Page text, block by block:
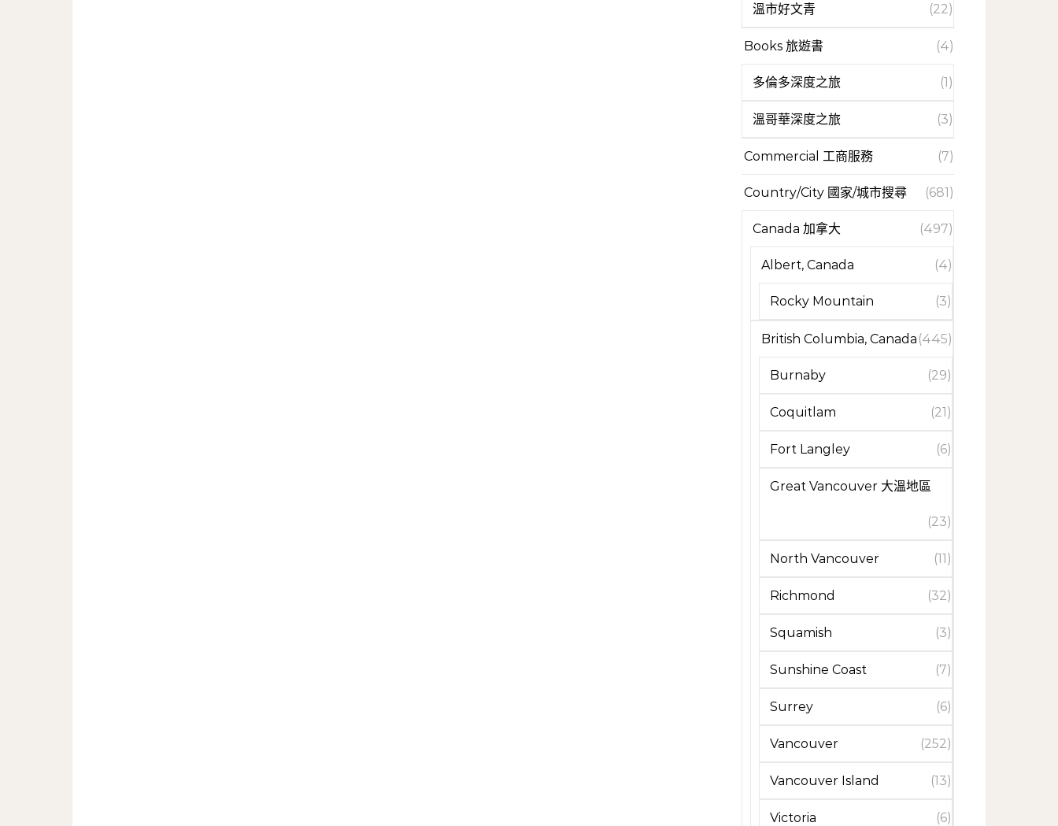
溫市好文青 (22)
Books 旅遊書 (4)
多倫多深度之旅 (1)
溫哥華深度之旅 (3)
Commercial 工商服務 (7)
Country/City 國家/城市搜尋 (681)
Canada 加拿大 (497)
Albert, Canada (4)
Rocky Mountain (3)
British Columbia, Canada (445)
Burnaby (29)
Coquitlam (21)
Fort Langley (6)
Great Vancouver 大溫地區
(23)
North Vancouver (11)
Richmond (32)
Squamish (3)
Sunshine Coast (7)
Surrey (6)
Vancouver (252)
Vancouver Island (13)
Victoria (6)